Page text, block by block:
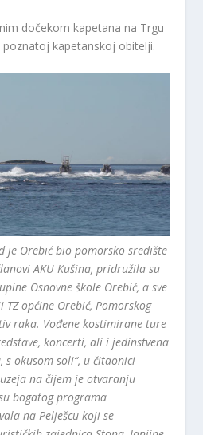
dočekom kapetana na Trgu
kapetanskoj obitelji.
je Orebić bio pomorsko središte
AKU Kušina, pridružila su
Osnovne škole Orebić, a sve
općine Orebić, Pomorskog
raka. Vođene kostimirane ture
koncerti, ali i jedinstvena
s okusom soli“, u čitaonici
na čijem je otvaranju
bogatog programa
na Pelješcu koji se